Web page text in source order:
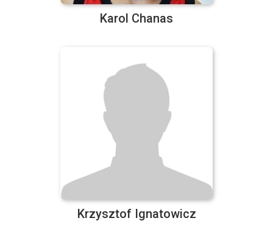
Karol Chanas
Krzysztof Ignatowicz